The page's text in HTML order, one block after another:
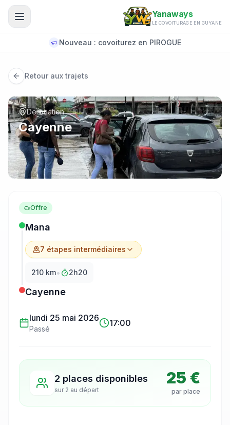
Aller au contenu principal
Yanaways
LE COVOITURAGE EN GUYANE
Nouveau : covoiturez en PIROGUE
Retour aux trajets
Destination
Cayenne
Offre
Mana
7 étapes intermédiaires
210 km• 2h20
Cayenne
lundi 25 mai 2026
Passé
17:00
2 places disponibles
sur 2 au départ
25 €
par place